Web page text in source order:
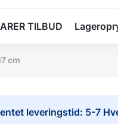
TILBUD
cm
leveringstid: 5-7